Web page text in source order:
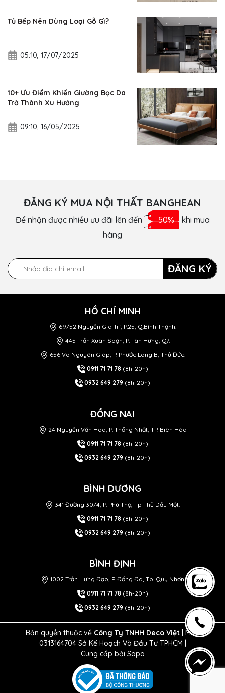
Tủ Bếp Nên Dùng Loại Gỗ Gì?
05:10, 17/07/2025
10+ Ưu Điểm Khiến Giường Bọc Da
Trở Thành Xu Hướng
09:10, 16/05/2025
ĐĂNG KÝ MUA NỘI THẤT BANGHEAN
Để nhận được nhiều ưu đãi lên đến 50% khi mua
hàng
ĐĂNG KÝ
HỒ CHÍ MINH
69/52 Nguyễn Gia Trí, P.25, Q.Bình Thạnh.
445 Trần Xuân Soạn, P. Tân Hưng, Q7.
656 Võ Nguyên Giáp, P. Phước Long B, Thủ Đức.
0911 71 71 78 (8h-20h)
0932 649 279 (8h-20h)
ĐỒNG NAI
24 Nguyễn Văn Hoa, P. Thống Nhất, TP. Biên Hòa
0911 71 71 78 (8h-20h)
0932 649 279 (8h-20h)
BÌNH DƯƠNG
341 Đường 30/4, P. Phú Thọ, Tp Thủ Dầu Một.
0911 71 71 78 (8h-20h)
0932 649 279 (8h-20h)
BÌNH ĐỊNH
1002 Trần Hưng Đạo, P. Đống Đa, Tp. Quy Nhơn
0911 71 71 78 (8h-20h)
0932 649 279 (8h-20h)
Bản quyền thuộc về Công Ty TNHH Deco Việt | MST
0313164704 Sở Kế Hoạch Và Đầu Tư TPHCM |
Cung cấp bởi Sapo